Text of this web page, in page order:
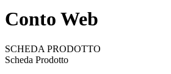
Conto Web
SCHEDA PRODOTTO
Scheda Prodotto